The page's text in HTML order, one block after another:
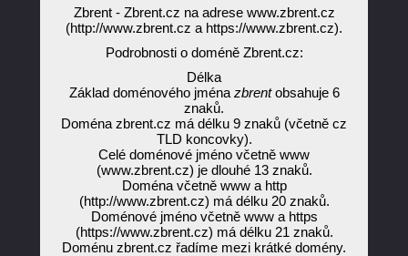
Zbrent - Zbrent.cz na adrese www.zbrent.cz
(http://www.zbrent.cz a https://www.zbrent.cz).
Podrobnosti o doméně Zbrent.cz:
Délka
Základ doménového jména zbrentobsahuje 6
znaků.
Doména zbrent.cz má délku 9 znaků (včetně cz
TLD koncovky).
Celé doménové jméno včetně www
(www.zbrent.cz) je dlouhé 13 znaků.
Doména včetně www a http
(http://www.zbrent.cz) má délku 20 znaků.
Doménové jméno včetně www a https
(https://www.zbrent.cz) má délku 21 znaků.
Doménu zbrent.cz řadíme mezi krátké domény.